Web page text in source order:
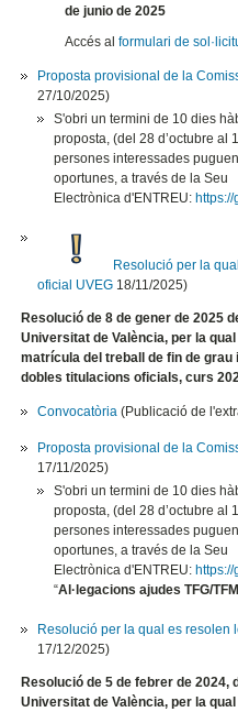
de junio de 2025
Accés alformulari de
Proposta provisional de la
27/10/2025)
S'obri un termini de 10 dies
proposta, (del 28 d’octubre al
persones interessades
oportunes, a través de la Seu
Electrònica d'ENTREU:https://
Resolució per la
oficial UVEG 18/11/2025)
Resolució de 8 de gener de 2025
Universitat de València, per la
matrícula del treball de fin de
dobles titulacions oficials, curs
Convocatòria (Publicació de
Proposta provisional de la
17/11/2025)
S'obri un termini de 10 dies
proposta, (del 28 d’octubre al
persones interessades
oportunes, a través de la Seu
Electrònica d'ENTREU:https://
“Al·legacions ajudes TFG/
Resolució per la qual es resolen
17/12/2025)
Resolució de 5 de febrer de 2024,
Universitat de València, per la